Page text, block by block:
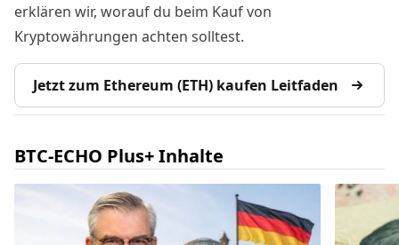
erklären wir, worauf du beim Kauf von
Kryptowährungen achten solltest.
Jetzt zum Ethereum (ETH) kaufen Leitfaden
BTC-ECHO Plus+ Inhalte